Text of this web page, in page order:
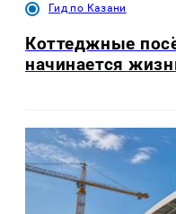
Гид по Казани
Коттеджные
начинается